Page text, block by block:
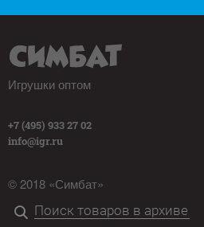
Игрушки оптом
+7 (495) 933 27 02
info@igr.ru
© 2018 «Симбат»